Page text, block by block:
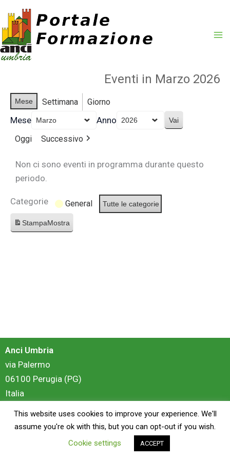
contenuto
Eventi in Marzo 2026
Mese Settimana Giorno
Mese Anno
Oggi Successivo
Non ci sono eventi in programma durante questo
periodo.
Categorie General Tutte le categorie
StampaMostra
Anci Umbria
via Palermo
06100 Perugia (PG)
Italia
login
Copyright © 2026 Anci Umbria - Portale Formazione | Powered by
This website uses cookies to improve your experience. We'll
assume you're ok with this, but you can opt-out if you wish.
Cookie settings
ACCEPT